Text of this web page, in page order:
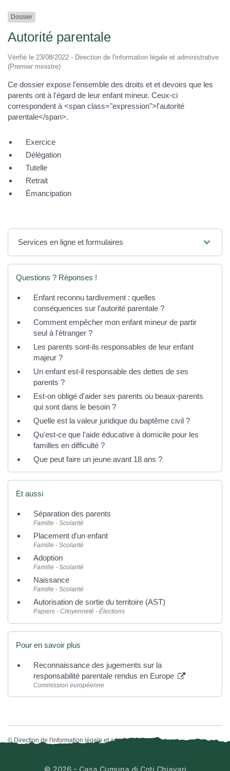
Dossier
Autorité parentale
Vérifié le 23/08/2022 - Direction de l'information légale et administrative
(Premier ministre)
Ce dossier expose l'ensemble des droits et et devoirs que les
parents ont à l'égard de leur enfant mineur. Ceux-ci
correspondent à <span class="expression">l'autorité
parentale</span>.
Exercice
Délégation
Tutelle
Retrait
Émancipation
Services en ligne et formulaires
Questions ? Réponses !
Enfant reconnu tardivement : quelles
conséquences sur l'autorité parentale ?
Comment empêcher mon enfant mineur de partir
seul à l'étranger ?
Les parents sont-ils responsables de leur enfant
majeur ?
Un enfant est-il responsable des dettes de ses
parents ?
Est-on obligé d'aider ses parents ou beaux-parents
qui sont dans le besoin ?
Quelle est la valeur juridique du baptême civil ?
Qu'est-ce que l'aide éducative à domicile pour les
familles en difficulté ?
Que peut faire un jeune avant 18 ans ?
Et aussi
Séparation des parents
Famille - Scolarité
Placement d'un enfant
Famille - Scolarité
Adoption
Famille - Scolarité
Naissance
Famille - Scolarité
Autorisation de sortie du territoire (AST)
Papiers - Citoyenneté - Élections
Pour en savoir plus
Reconnaissance des jugements sur la
responsabilité parentale rendus en Europe
Commission européenne
© Direction de l'information légale et administrative